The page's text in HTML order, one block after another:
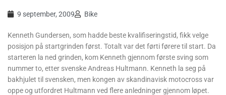
9 september, 2009 Bike
Kenneth Gundersen, som hadde beste kvalifiseringstid, fikk velge
posisjon på startgrinden først. Totalt var det førti førere til start. Da
starteren la ned grinden, kom Kenneth gjennom første sving som
nummer to, etter svenske Andreas Hultmann. Kenneth la seg på
bakhjulet til svensken, men kongen av skandinavisk motocross var
oppe og utfordret Hultmann ved flere anledninger gjennom løpet.